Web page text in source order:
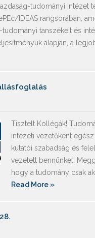
tudományi Intézet
IDEAS rangsorában,
tudományi tanszékeit és
alapján, a
Tisztelt Kollégák!
intézeti vezetőként
kutatói szabadság és
vezetett bennünket.
hogy a tudomány csak
Read More »